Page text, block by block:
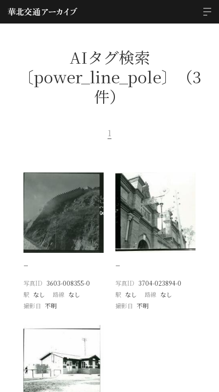
AIタグ検索
〔power_line_pole〕（3
件）
1
−
写真ID 3603-008355-0
駅 なし 路線 なし
撮影日
不明
−
写真ID 3704-023894-0
駅 なし 路線 なし
撮影日 不明